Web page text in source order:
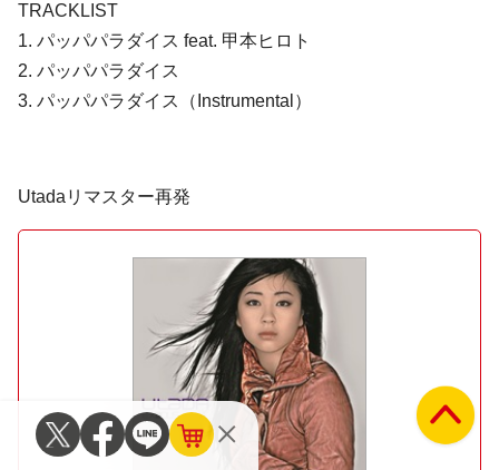
TRACKLIST
1. パッパパラダイス feat. 甲本ヒロト
2. パッパパラダイス
3. パッパパラダイス（Instrumental）
Utadaリマスター再発